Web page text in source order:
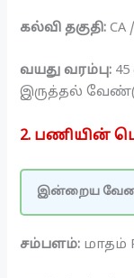
கல்வி தகுதி: CA
வயது வரம்பு:
இருத்தல்
2. பணியின்
இன்றைய
சம்பளம்: மாதம்